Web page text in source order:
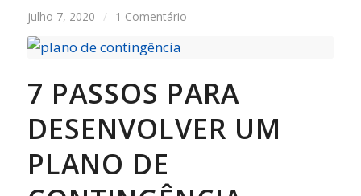
julho 7, 2020 / 1 Comentário
7 PASSOS PARA
DESENVOLVER UM
PLANO DE